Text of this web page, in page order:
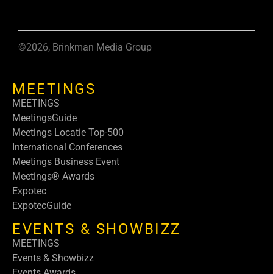
©2026, Brinkman Media Group
MEETINGS
MEETINGS
MeetingsGuide
Meetings Locatie Top-500
International Conferences
Meetings Business Event
Meetings® Awards
Expotec
ExpotecGuide
EVENTS & SHOWBIZZ
MEETINGS
Events & Showbizz